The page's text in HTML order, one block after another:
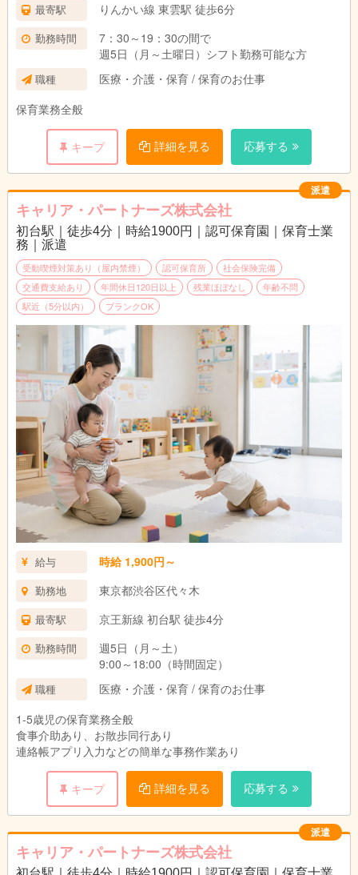
最寄駅 りんかい線 東雲駅 徒歩6分
勤務時間
7：30～19：30の間で
週5日（月～土曜日）シフト勤務可能な方
職種
医療・介護・保育 / 保育のお仕事
保育業務全般
キープ 詳細を見る 応募する
派遣
キャリア・パートナーズ株式会社
初台駅｜徒歩4分｜時給1900円｜認可保育園｜保育士業
務｜派遣
受動喫煙対策あり（屋内禁煙） 認可保育所
社会保険完備
交通費支給あり
年間休日120日以上 残業ほぼなし
年齢不問
駅近（5分以内）
ブランクOK
給与 時給 1,900円～
勤務地 東京都渋谷区代々木
最寄駅 京王新線 初台駅 徒歩4分
勤務時間
週5日（月～土）
9:00～18:00（時間固定）
職種
医療・介護・保育 / 保育のお仕事
1-5歳児の保育業務全般
食事介助あり、お散歩同行あり
連絡帳アプリ入力などの簡単な事務作業あり
キープ 詳細を見る 応募する
派遣
キャリア・パートナーズ株式会社